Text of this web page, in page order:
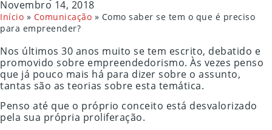
Novembro 14, 2018
Início » Comunicação » Como saber se tem o que é preciso
para empreender?
Nos últimos 30 anos muito se tem escrito, debatido e
promovido sobre empreendedorismo. Às vezes penso
que já pouco mais há para dizer sobre o assunto,
tantas são as teorias sobre esta temática.
Penso até que o próprio conceito está desvalorizado
pela sua própria proliferação.